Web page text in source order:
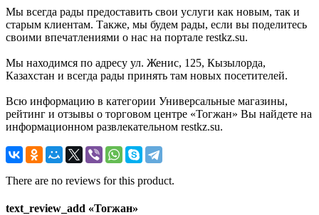
Мы всегда рады предоставить свои услуги как новым, так и
старым клиентам. Также, мы будем рады, если вы поделитесь
своими впечатлениями о нас на портале restkz.su.
Мы находимся по адресу ул. Женис, 125, Кызылорда,
Казахстан и всегда рады принять там новых посетителей.
Всю информацию в категории Универсальные магазины,
рейтинг и отзывы о торговом центре «Тогжан» Вы найдете на
информационном развлекательном restkz.su.
There are no reviews for this product.
text_review_add «Тогжан»